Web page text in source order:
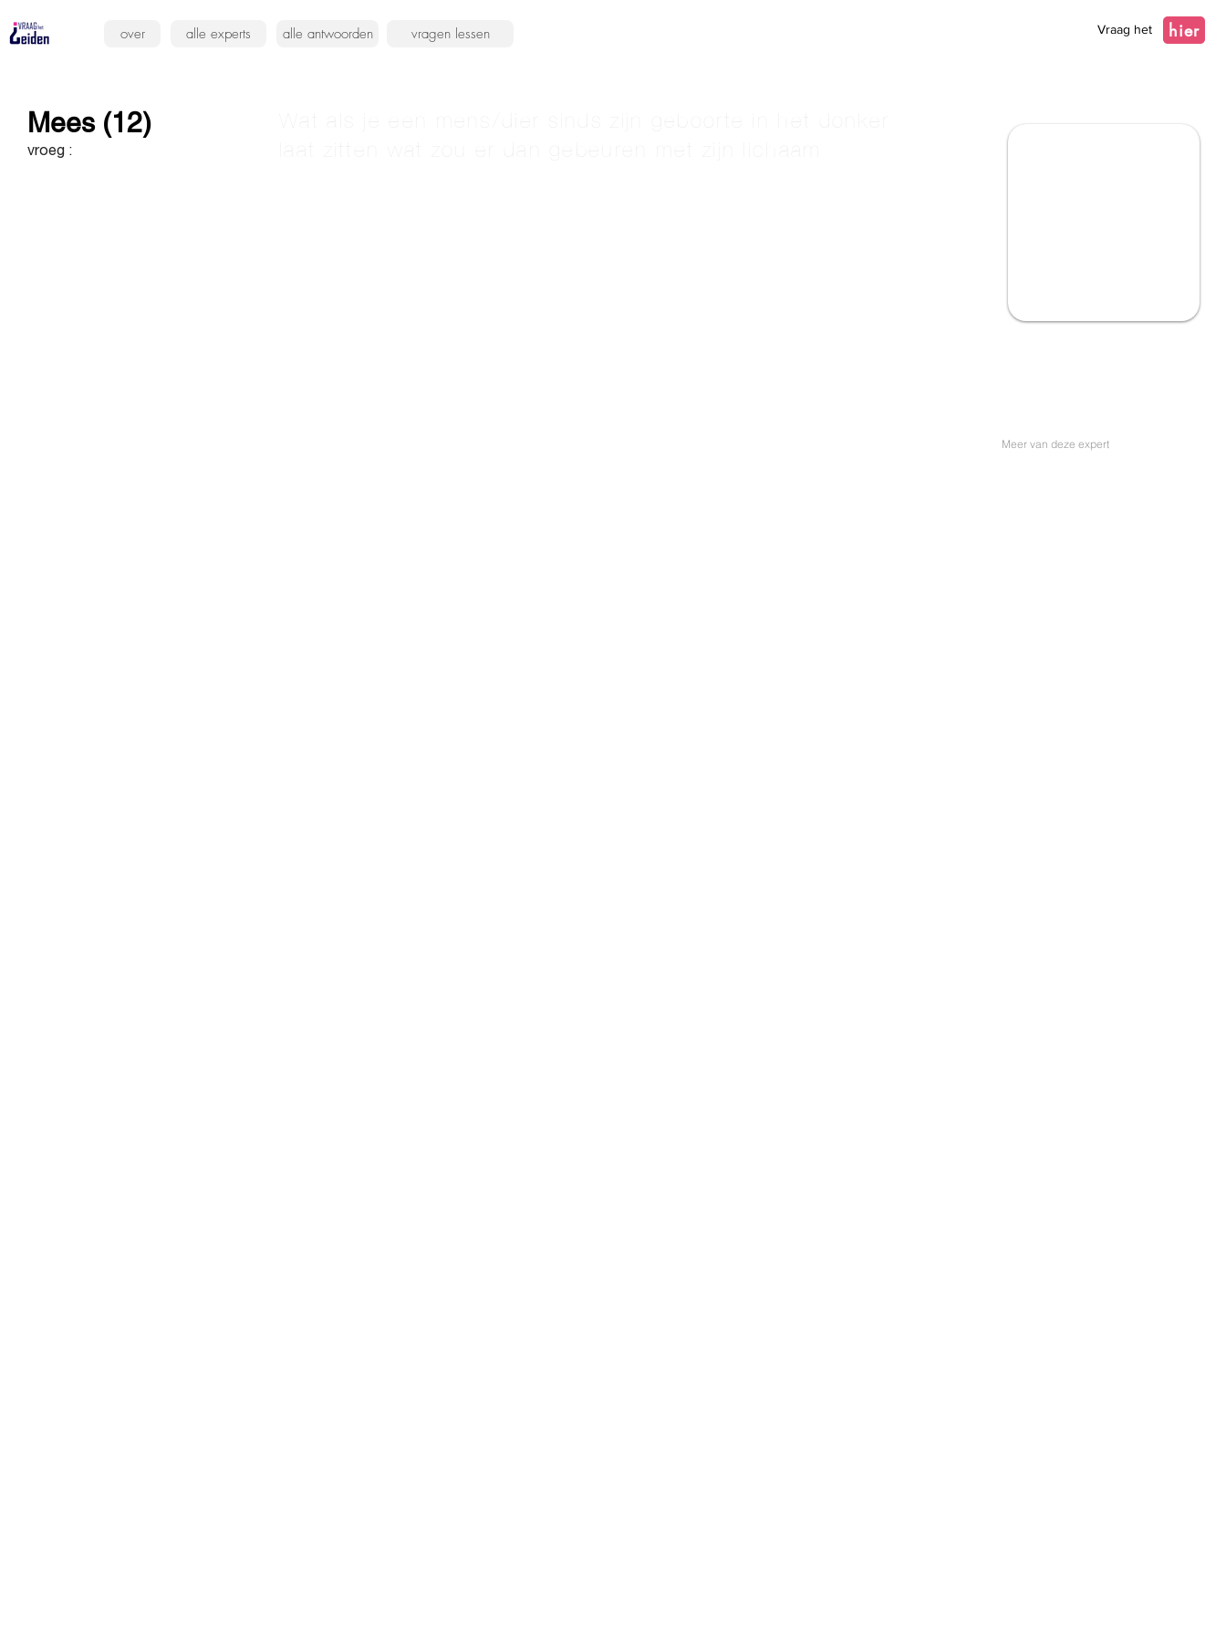
over alle experts alle antwoorden vragen lessen Vraag het hier
Mees (12)
vroeg :
Meer van deze expert